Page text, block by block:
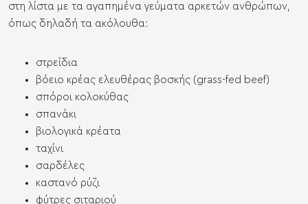
στη λίστα με τα αγαπημένα γεύματα αρκετών ανθρώπων,
όπως δηλαδή τα ακόλουθα:
στρείδια
βόειο κρέας ελευθέρας βοσκής (grass-fed beef)
σπόροι κολοκύθας
σπανάκι
βιολογικά κρέατα
ταχίνι
σαρδέλες
καστανό ρύζι
φύτρες σιταριού